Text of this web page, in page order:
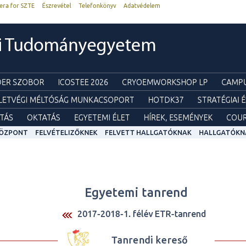
for SZTE Észrevétel Telefonkönyv
Adatvédelem
Tudományegyetem
SZOBOR ICOSTEE 2026 CRYOEMWORKSHOP LP
MÉLTÓSÁG MUNKACSOPORT HOTDK37 STRATÉGIAI
OKTATÁS EGYETEMI ÉLET HÍREK, ESEMÉNYEK
FELVÉTELIZŐKNEK FELVETT HALLGATÓKNAK
Egyetemi tanrend
2017-2018-1. félév ETR-tanrend
Tanrendi kereső